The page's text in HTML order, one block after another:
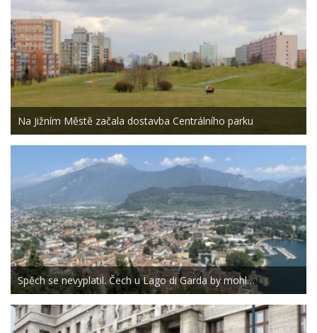
Na Jižním Městě začala dostavba Centrálního parku
Spěch se nevyplatil. Čech u Lago di Garda by mohl…